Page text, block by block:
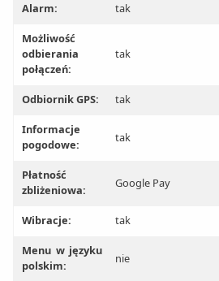
Alarm: tak
Możliwość
odbierania
połączeń:
tak
Odbiornik GPS: tak
Informacje
pogodowe:
tak
Płatność
zbliżeniowa:
Google Pay
Wibracje: tak
Menu w języku
polskim:
nie